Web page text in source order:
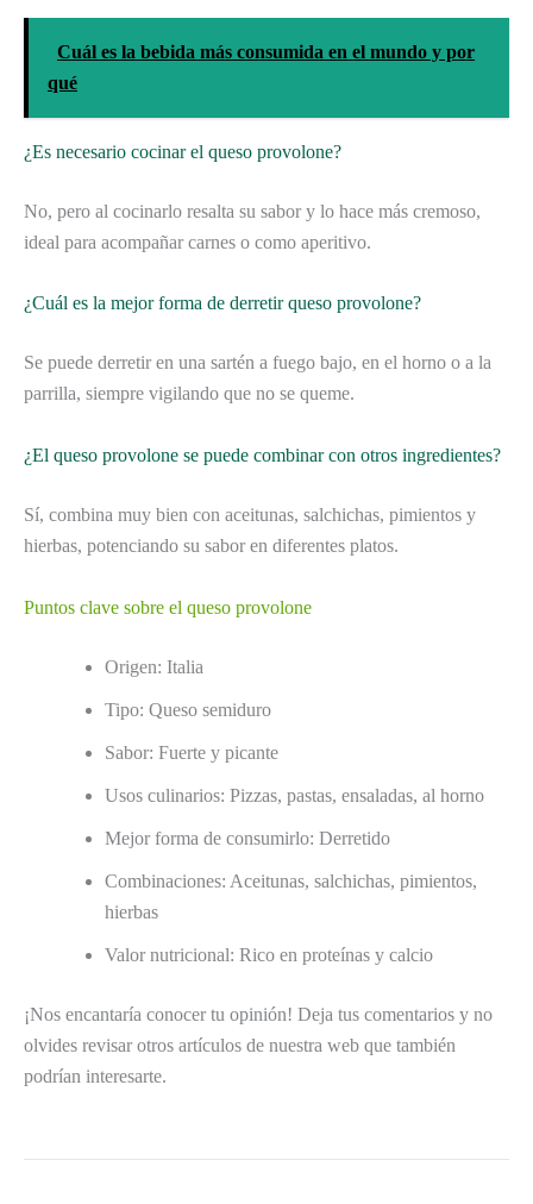
Cuál es la bebida más consumida en el mundo y por
qué
¿Es necesario cocinar el queso provolone?
No, pero al cocinarlo resalta su sabor y lo hace más cremoso,
ideal para acompañar carnes o como aperitivo.
¿Cuál es la mejor forma de derretir queso provolone?
Se puede derretir en una sartén a fuego bajo, en el horno o a la
parrilla, siempre vigilando que no se queme.
¿El queso provolone se puede combinar con otros ingredientes?
Sí, combina muy bien con aceitunas, salchichas, pimientos y
hierbas, potenciando su sabor en diferentes platos.
Puntos clave sobre el queso provolone
Origen: Italia
Tipo: Queso semiduro
Sabor: Fuerte y picante
Usos culinarios: Pizzas, pastas, ensaladas, al horno
Mejor forma de consumirlo: Derretido
Combinaciones: Aceitunas, salchichas, pimientos,
hierbas
Valor nutricional: Rico en proteínas y calcio
¡Nos encantaría conocer tu opinión! Deja tus comentarios y no
olvides revisar otros artículos de nuestra web que también
podrían interesarte.